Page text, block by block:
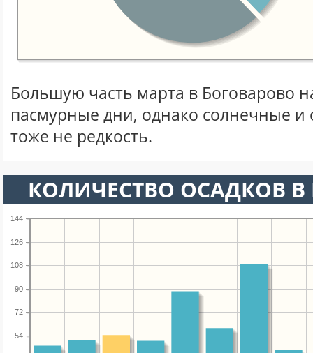
Большую часть марта в Боговарово
пасмурные дни, однако солнечные
тоже не редкость.
КОЛИЧЕСТВО ОСАДКОВ
54
72
90
108
126
144